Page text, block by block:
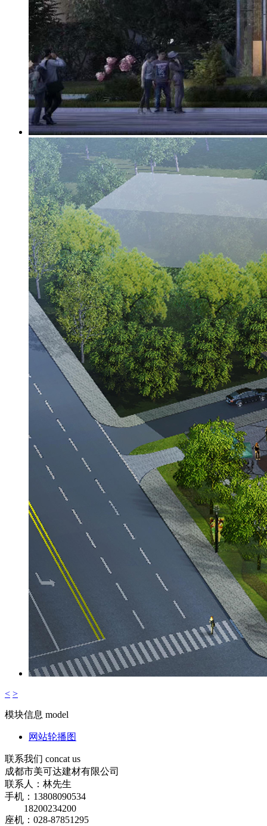
< >
模块信息 model
网站轮播图
联系我们 concat us
成都市美可达建材有限公司
联系人：林先生
手机：13808090534
18200234200
座机：028-87851295